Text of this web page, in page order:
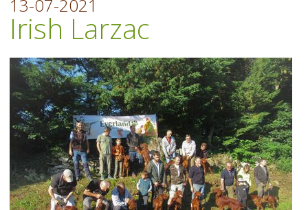
13-07-2021
Irish Larzac